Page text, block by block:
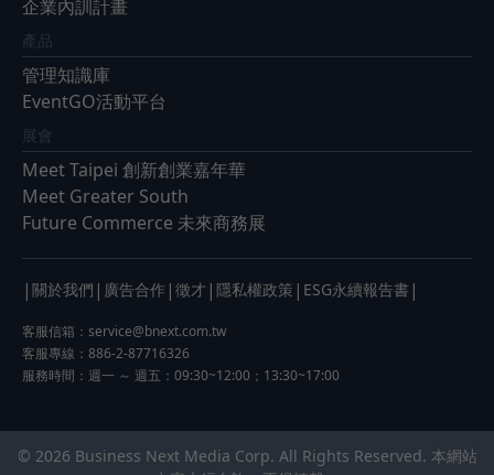
企業內訓計畫
產品
管理知識庫
EventGO活動平台
展會
Meet Taipei 創新創業嘉年華
Meet Greater South
Future Commerce 未來商務展
| 關於我們 | 廣告合作 | 徵才 | 隱私權政策 | ESG永續報告書 |
客服信箱： service@bnext.com.tw
客服專線：886-2-87716326
服務時間：週一 ～ 週五：09:30~12:00；13:30~17:00
© 2026 Business Next Media Corp. All Rights Reserved. 本網站